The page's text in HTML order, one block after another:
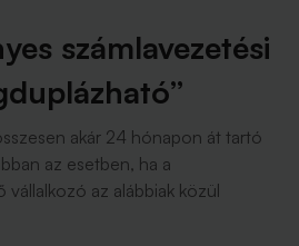
számlavezetési
akár 24 hónapon át tartó
az esetben, ha a
az alábbiak közül